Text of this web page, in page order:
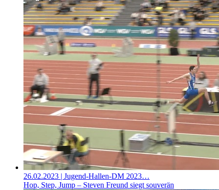
26.02.2023 | Jugend-Hallen-DM 2023…
Hop, Step, Jump – Steven Freund siegt souverän